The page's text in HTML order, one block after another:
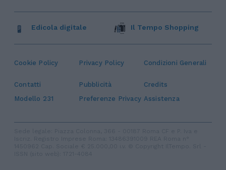
Cookie Policy Privacy Policy Condizioni Generali
Contatti Pubblicità
Credits
Modello 231
Preferenze Privacy Assistenza
Edicola digitale Il Tempo Shopping